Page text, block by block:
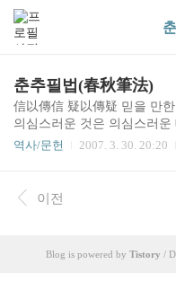
춘추필법(春秋筆法)
信以傳信 疑以傳疑 믿을 만
의심스러운 것은 의심스러
량전 「단공5년」
역사/문헌 2007. 3. 30. 20:20
이전
Blog is powered by Tistory /